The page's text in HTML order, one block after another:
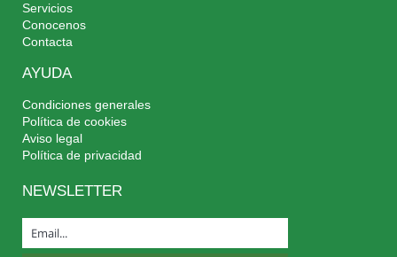
Servicios
Conocenos
Contacta
AYUDA
Condiciones generales
Política de cookies
Aviso legal
Política de privacidad
NEWSLETTER